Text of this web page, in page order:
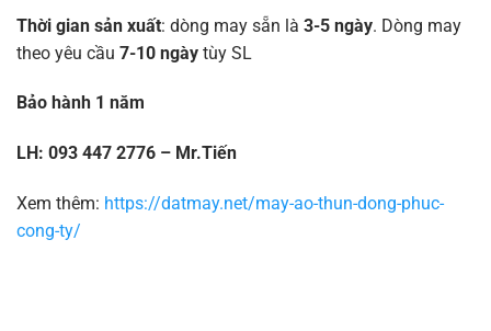
Thời gian sản xuất: dòng may sẵn là 3-5 ngày. Dòng may
theo yêu cầu 7-10 ngàytùy SL
Bảo hành 1 năm
LH: 093 447 2776 – Mr.Tiến
Xem thêm: https://datmay.net/may-ao-thun-dong-phuc-
cong-ty/